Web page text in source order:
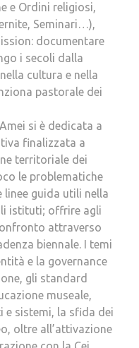
e Ordini religiosi,
Seminari…),
documentare
i secoli dalla
cultura e nella
pastorale dei
si è dedicata a
finalizzata a
territoriale dei
le problematiche
guida utili nella
istituti; offrire agli
attraverso
biennale. I temi
e la governance
gli standard
museale,
e sistemi, la sfida dei
oltre all’attivazione